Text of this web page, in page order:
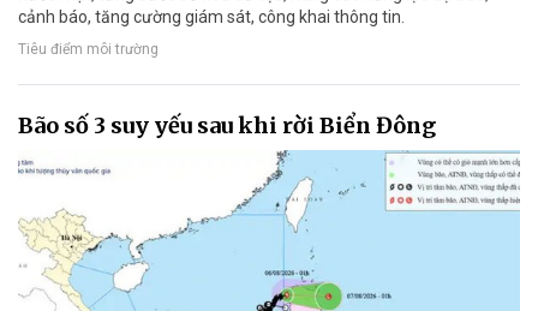
cảnh báo, tăng cường giám sát, công khai thông tin.
Tiêu điểm môi trường
Bão số 3 suy yếu sau khi rời Biển Đông